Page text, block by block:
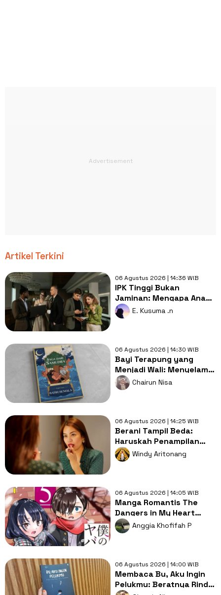
Artikel Terkini
06 Agustus 2026 | 14:36 WIB
IPK Tinggi Bukan
Jaminan: Mengapa Anak
Pintar Sering Tertinggal
dari yang Biasa Saja?
E. Kusuma .n
06 Agustus 2026 | 14:30 WIB
Bayi Terapung yang
Menjadi Wali: Menyelami
Kisah Sunan Giri Lewat
Saga dari Samudra
Chairun Nisa
06 Agustus 2026 | 14:25 WIB
Berani Tampil Beda:
Haruskah Penampilan
Menentukan
Kepercayaan Diri?
Windy Aritonang
06 Agustus 2026 | 14:05 WIB
Manga Romantis The
Dangers in My Heart
Resmi Tamat dalam Tiga
Chapter Lagi
Anggia Khofifah P
06 Agustus 2026 | 14:00 WIB
Membaca Bu, Aku Ingin
Pelukmu: Beratnya Rindu